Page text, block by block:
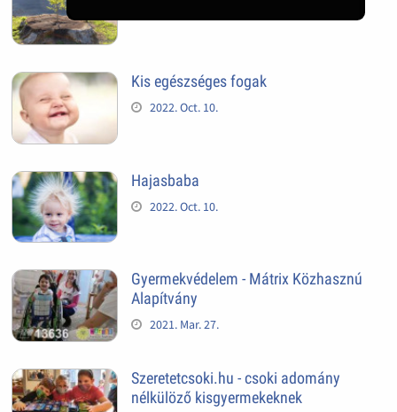
Kis egészséges fogak
2022. Oct. 10.
Hajasbaba
2022. Oct. 10.
Gyermekvédelem - Mátrix Közhasznú
Alapítvány
2021. Mar. 27.
Szeretetcsoki.hu - csoki adomány
nélkülöző kisgyermekeknek